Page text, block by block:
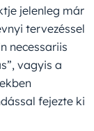
jelenleg már
tervezéssel
necessariis
vagyis a
fejezte ki